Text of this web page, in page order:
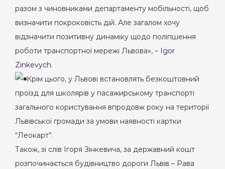
разом з чиновниками департаменту мобільності, щоб
визначити покроковість дій. Але загалом хочу
відзначити позитивну динаміку щодо поліпшення
роботи транспортної мережі Львова», – Igor
Zinkevych.
Крім цього, у Львові встановлять безкоштовний
проїзд для школярів у пасажирському транспорті
загального користування впродовж року на території
Львівської громади за умови наявності картки
“Леокарт”.
Також, зі слів Ігоря Зінкевича, за державний кошт
розпочинається будівництво дороги Львів – Рава